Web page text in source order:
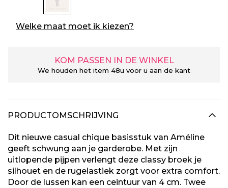
Welke maat moet ik kiezen?
KOM PASSEN IN DE WINKEL
We houden het item 48u voor u aan de kant
PRODUCTOMSCHRIJVING
Dit nieuwe casual chique basisstuk van Améline
geeft schwung aan je garderobe. Met zijn
uitlopende pijpen verlengt deze classy broek je
silhouet en de rugelastiek zorgt voor extra comfort.
Door de lussen kan een ceintuur van 4 cm. Twee